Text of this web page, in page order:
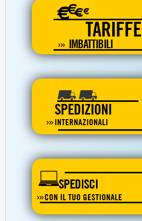
€€€€
TARIFFE
IMBATTIBILI
SPEDIZIONI
INTERNAZIONALI
SPEDISCI
CON IL TUO GESTIONALE